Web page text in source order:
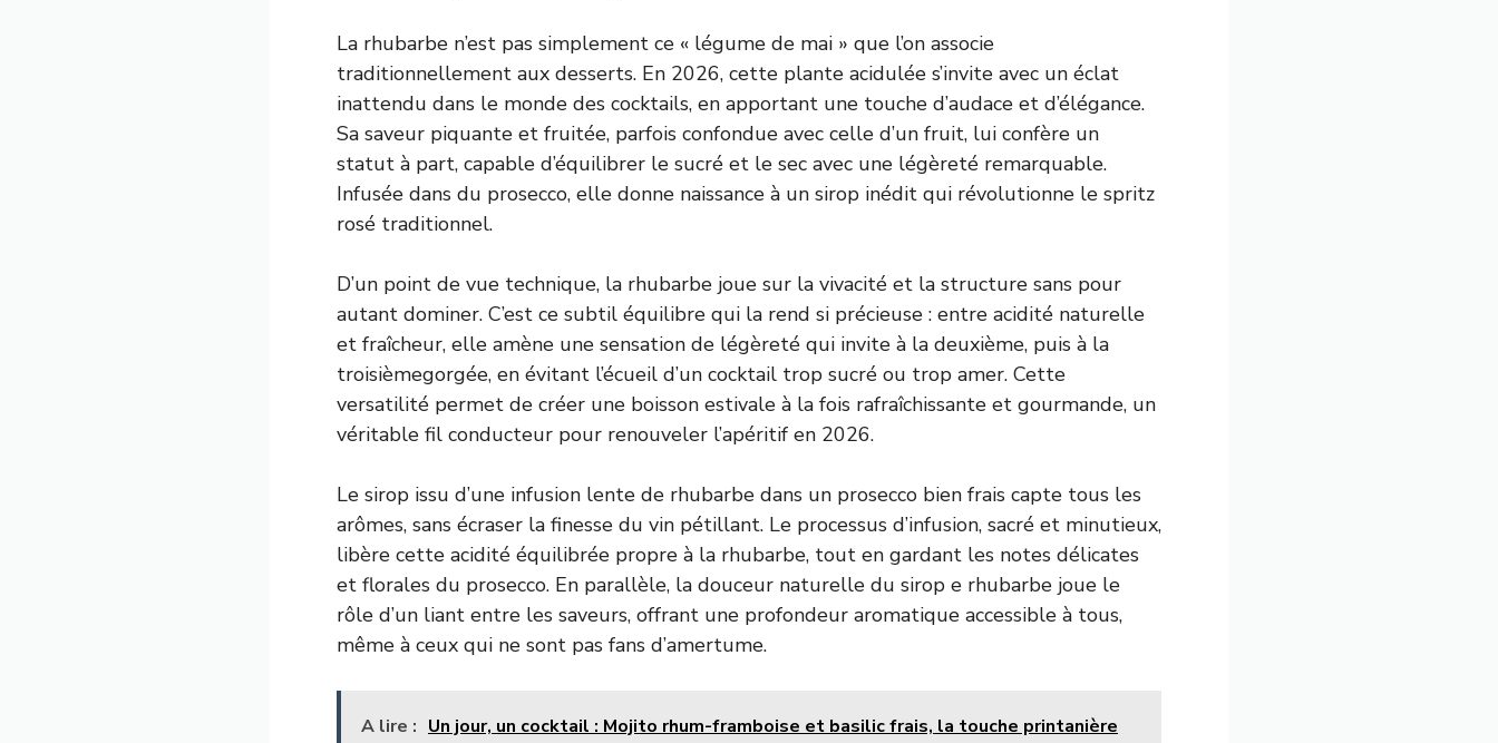
La rhubarbe n’est pas simplement ce « légume de mai » que l’on associe
traditionnellement aux desserts. En 2026, cette plante acidulée s’invite avec un éclat
inattendu dans le monde des cocktails, en apportant une touche d’audace et d’élégance.
Sa saveur piquante et fruitée, parfois confondue avec celle d’un fruit, lui confère un
statut à part, capable d’équilibrer le sucré et le sec avec une légèreté remarquable.
Infusée dans du prosecco, elle donne naissance à un sirop inédit qui révolutionne le spritz
rosé traditionnel.
D’un point de vue technique, la rhubarbe joue sur la vivacité et la structure sans pour
autant dominer. C’est ce subtil équilibre qui la rend si précieuse : entre acidité naturelle
et fraîcheur, elle amène une sensation de légèreté qui invite à la deuxième, puis à la
troisièmegorgée, en évitant l’écueil d’un cocktail trop sucré ou trop amer. Cette
versatilité permet de créer une boisson estivale à la fois rafraîchissante et gourmande, un
véritable fil conducteur pour renouveler l’apéritif en 2026.
Le sirop issu d’une infusion lente de rhubarbe dans un prosecco bien frais capte tous les
arômes, sans écraser la finesse du vin pétillant. Le processus d’infusion, sacré et minutieux,
libère cette acidité équilibrée propre à la rhubarbe, tout en gardant les notes délicates
et florales du prosecco. En parallèle, la douceur naturelle du sirop e rhubarbe joue le
rôle d’un liant entre les saveurs, offrant une profondeur aromatique accessible à tous,
même à ceux qui ne sont pas fans d’amertume.
A lire : Un jour, un cocktail : Mojito rhum-framboise et basilic frais, la touche printanière